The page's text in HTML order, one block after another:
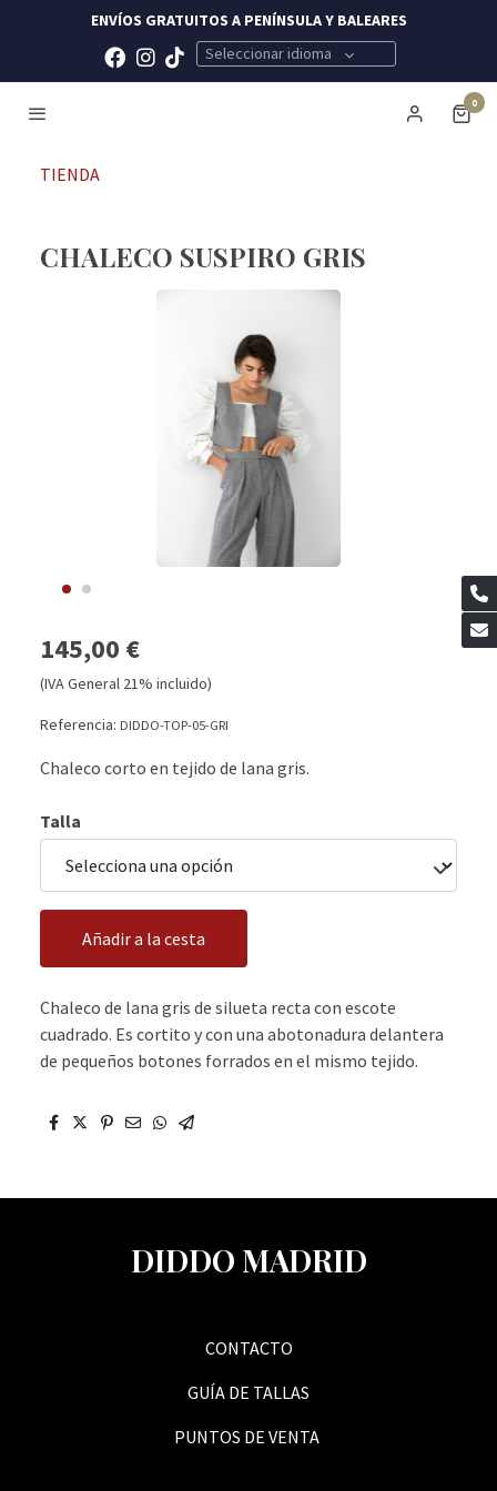
ENVÍOS GRATUITOS A PENÍNSULA Y BALEARES
Seleccionar idioma
0
TIENDA
CHALECO SUSPIRO GRIS
145,00 €
(IVA General 21% incluido)
Referencia: DIDDO-TOP-05-GRI
Chaleco corto en tejido de lana gris.
Talla
Añadir a la cesta
Chaleco de lana gris de silueta recta con escote
cuadrado. Es cortito y con una abotonadura delantera
de pequeños botones forrados en el mismo tejido.
DIDDO MADRID
CONTACTO
GUÍA DE TALLAS
PUNTOS DE VENTA